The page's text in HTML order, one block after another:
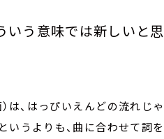
いう意味では新しいと思
は、はっぴいえんどの流れじゃ
いうよりも、曲に合わせて詞を